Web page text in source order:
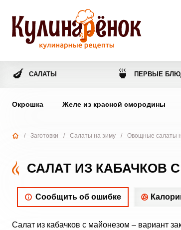
🍆 САЛАТЫ 🍵 ПЕРВЫЕ
Окрошка Желе из красной смородины
/ Заготовки / Салаты на зиму / Овощные салаты
САЛАТ ИЗ КАБАЧКОВ
Сообщить об ошибке
Салат из кабачков с майонезом – вариант